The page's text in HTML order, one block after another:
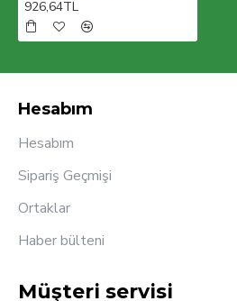
926,64TL
Hesabım
Hesabım
Sipariş Geçmişi
Ortaklar
Haber bülteni
Müşteri servisi